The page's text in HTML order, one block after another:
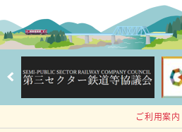
ご利用案内